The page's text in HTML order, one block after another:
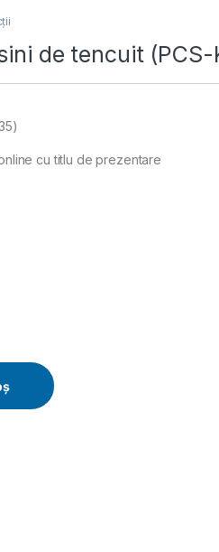
de tencuit (PCS-
cu titlu de prezentare
K35) quantity